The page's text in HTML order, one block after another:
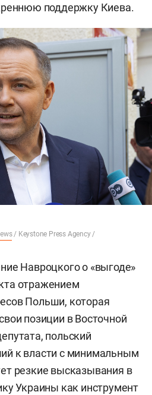
поддержку Киева.
/ Keystone Press Agency /
Навроцкого о «выгоде»
отражением
Польши, которая
позиции в Восточной
польский
к власти с минимальным
резкие высказывания в
Украины как инструмент